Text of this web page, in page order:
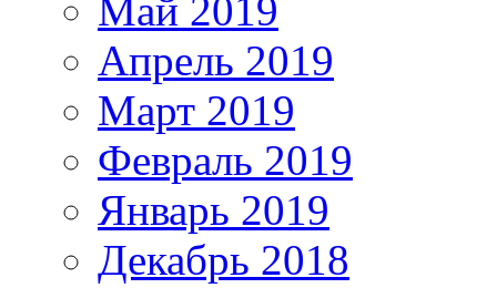
Май 2019
Апрель 2019
Март 2019
Февраль 2019
Январь 2019
Декабрь 2018